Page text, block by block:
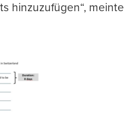
hinzuzufügen“,